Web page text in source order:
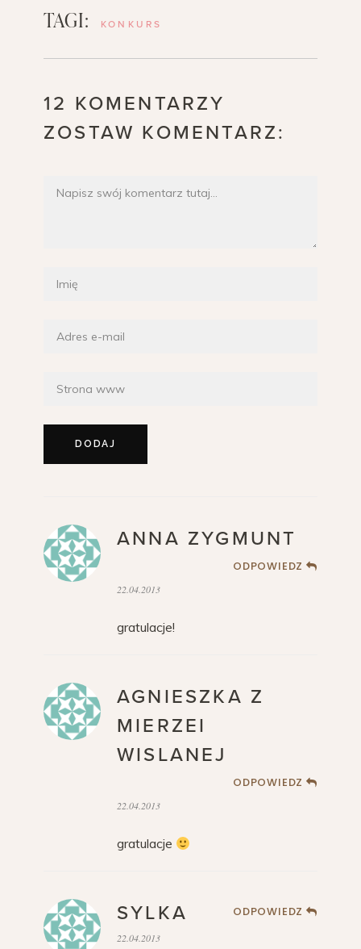
TAGI: KONKURS
12 KOMENTARZY
ZOSTAW KOMENTARZ:
ANNA ZYGMUNT
ODPOWIEDZ
22.04.2013
gratulacje!
AGNIESZKA Z
MIERZEI
WISLANEJ
ODPOWIEDZ
22.04.2013
gratulacje
SYLKA ODPOWIEDZ
22.04.2013